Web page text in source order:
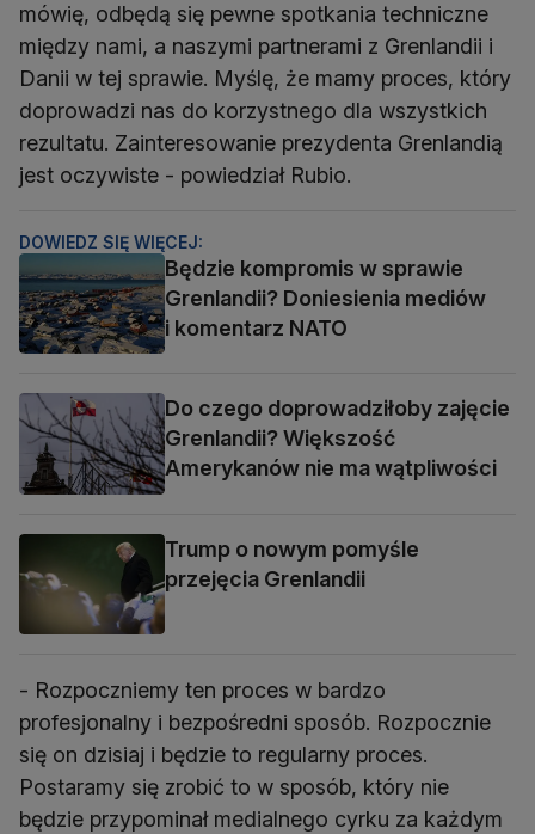
mówię, odbędą się pewne spotkania techniczne
między nami, a naszymi partnerami z Grenlandii i
Danii w tej sprawie. Myślę, że mamy proces, który
doprowadzi nas do korzystnego dla wszystkich
rezultatu. Zainteresowanie prezydenta Grenlandią
jest oczywiste - powiedział Rubio.
DOWIEDZ SIĘ WIĘCEJ:
Będzie kompromis w sprawie
Grenlandii? Doniesienia mediów
i komentarz NATO
Do czego doprowadziłoby zajęcie
Grenlandii? Większość
Amerykanów nie ma wątpliwości
Trump o nowym pomyśle
przejęcia Grenlandii
- Rozpoczniemy ten proces w bardzo
profesjonalny i bezpośredni sposób. Rozpocznie
się on dzisiaj i będzie to regularny proces.
Postaramy się zrobić to w sposób, który nie
będzie przypominał medialnego cyrku za każdym